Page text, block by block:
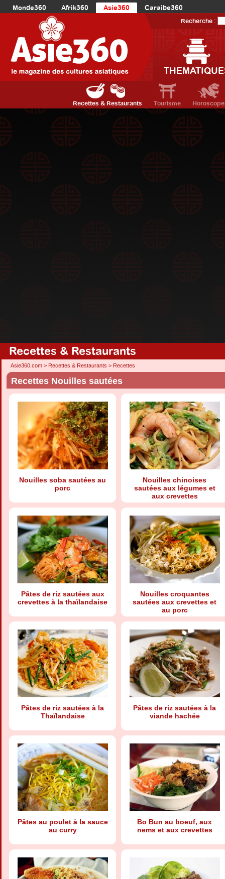
Monde360 Afrik360 Asie360
Caraibe360
Europe360
AmériqueDuNord360
Océanie360
Recherche :
Recettes & Restaurants Tourisme Horoscope
Recettes & Restaurants
Asie360.com > Recettes & Restaurants > Recettes
Recettes Nouilles sautées
Nouilles soba sautées au
porc
Nouilles chinoises
sautées aux légumes et
aux crevettes
Pâtes de riz sautées aux
crevettes à la thaïlandaise
Nouilles croquantes
sautées aux crevettes et
au porc
Pâtes de riz sautées à la
Thaïlandaise
Pâtes de riz sautées à la
viande hachée
Pâtes au poulet à la sauce
au curry
Bo Bun au boeuf, aux
nems et aux crevettes